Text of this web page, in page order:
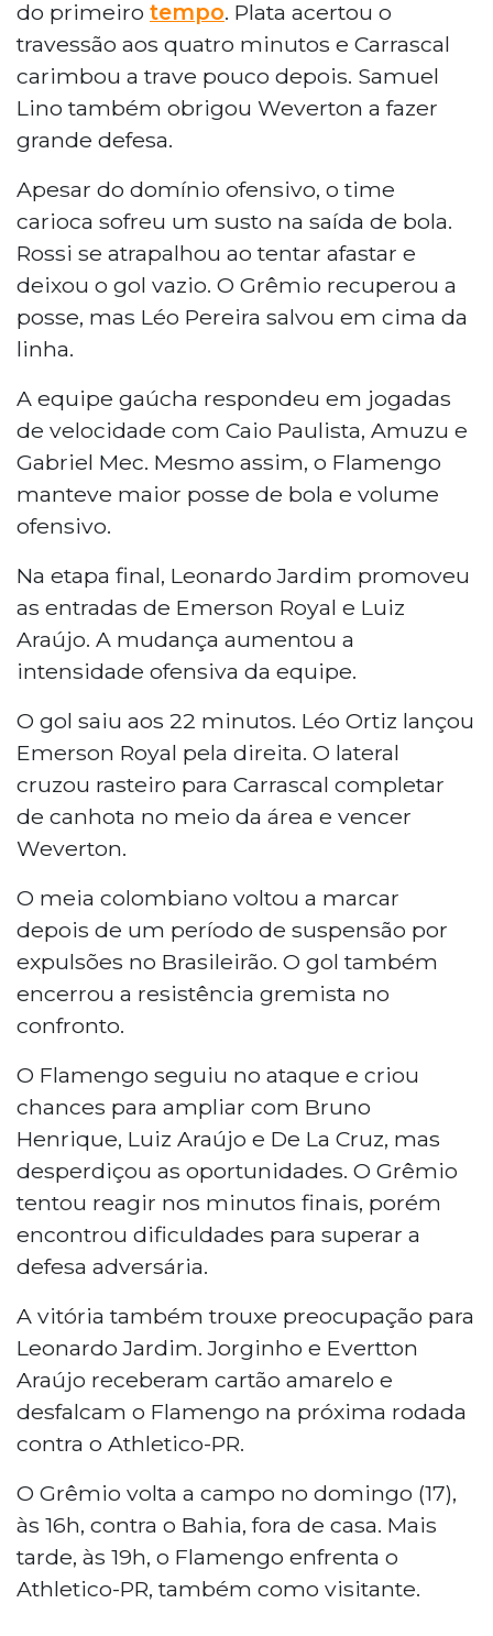
do primeiro tempo. Plata acertou o
travessão aos quatro minutos e Carrascal
carimbou a trave pouco depois. Samuel
Lino também obrigou Weverton a fazer
grande defesa.
Apesar do domínio ofensivo, o time
carioca sofreu um susto na saída de bola.
Rossi se atrapalhou ao tentar afastar e
deixou o gol vazio. O Grêmio recuperou a
posse, mas Léo Pereira salvou em cima da
linha.
A equipe gaúcha respondeu em jogadas
de velocidade com Caio Paulista, Amuzu e
Gabriel Mec. Mesmo assim, o Flamengo
manteve maior posse de bola e volume
ofensivo.
Na etapa final, Leonardo Jardim promoveu
as entradas de Emerson Royal e Luiz
Araújo. A mudança aumentou a
intensidade ofensiva da equipe.
O gol saiu aos 22 minutos. Léo Ortiz lançou
Emerson Royal pela direita. O lateral
cruzou rasteiro para Carrascal completar
de canhota no meio da área e vencer
Weverton.
O meia colombiano voltou a marcar
depois de um período de suspensão por
expulsões no Brasileirão. O gol também
encerrou a resistência gremista no
confronto.
O Flamengo seguiu no ataque e criou
chances para ampliar com Bruno
Henrique, Luiz Araújo e De La Cruz, mas
desperdiçou as oportunidades. O Grêmio
tentou reagir nos minutos finais, porém
encontrou dificuldades para superar a
defesa adversária.
A vitória também trouxe preocupação para
Leonardo Jardim. Jorginho e Evertton
Araújo receberam cartão amarelo e
desfalcam o Flamengo na próxima rodada
contra o Athletico-PR.
O Grêmio volta a campo no domingo (17),
às 16h, contra o Bahia, fora de casa. Mais
tarde, às 19h, o Flamengo enfrenta o
Athletico-PR, também como visitante.